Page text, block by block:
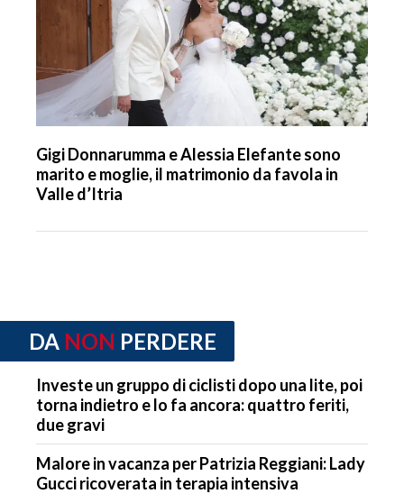
Gigi Donnarumma e Alessia Elefante sono
marito e moglie, il matrimonio da favola in
Valle d’Itria
DA NON PERDERE
Investe un gruppo di ciclisti dopo una lite, poi
torna indietro e lo fa ancora: quattro feriti,
due gravi
Malore in vacanza per Patrizia Reggiani: Lady
Gucci ricoverata in terapia intensiva